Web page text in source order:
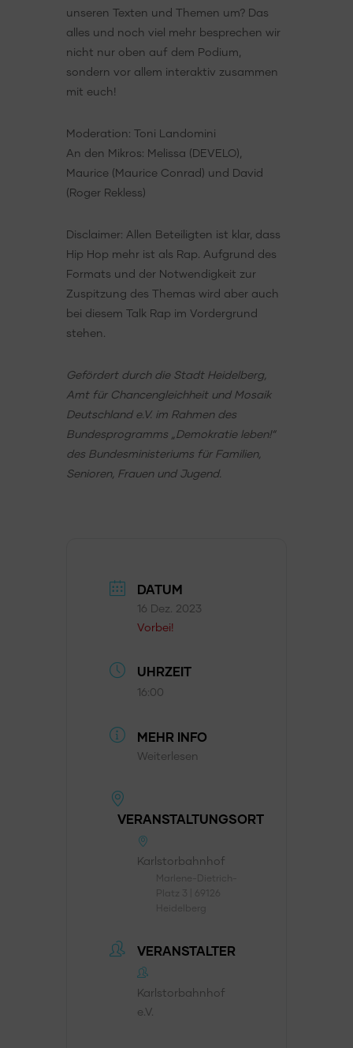
unseren Texten und Themen um? Das
alles und noch viel mehr besprechen wir
nicht nur oben auf dem Podium,
sondern vor allem interaktiv zusammen
mit euch!
Moderation: Toni Landomini
An den Mikros: Melissa (DEVELO),
Maurice (Maurice Conrad) und David
(Roger Rekless)
Disclaimer: Allen Beteiligten ist klar, dass
Hip Hop mehr ist als Rap. Aufgrund des
Formats und der Notwendigkeit zur
Zuspitzung des Themas wird aber auch
bei diesem Talk Rap im Vordergrund
stehen.
Gefördert durch die Stadt Heidelberg,
Amt für Chancengleichheit und Mosaik
Deutschland e.V. im Rahmen des
Bundesprogramms „Demokratie leben!“
des Bundesministeriums für Familien,
Senioren, Frauen und Jugend.
DATUM
16 Dez. 2023
Vorbei!
UHRZEIT
16:00
MEHR INFO
Weiterlesen
VERANSTALTUNGSORT
Karlstorbahnhof
Marlene-Dietrich-
Platz 3 | 69126
Heidelberg
VERANSTALTER
Karlstorbahnhof
e.V.